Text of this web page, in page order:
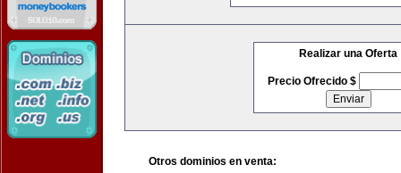
Realizar una Oferta
Precio Ofrecido $
Otros dominios en venta: